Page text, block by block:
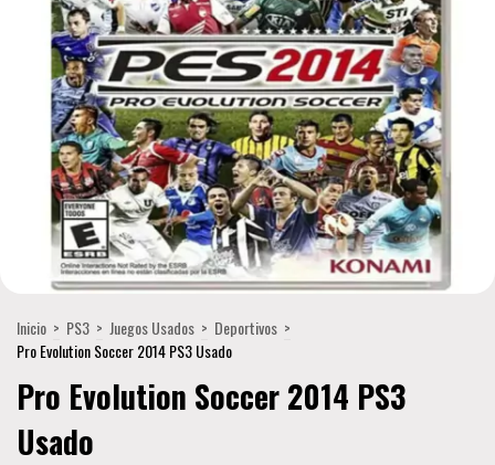
Inicio > PS3 > Juegos Usados > Deportivos >
Pro Evolution Soccer 2014 PS3 Usado
Pro Evolution Soccer 2014 PS3
Usado